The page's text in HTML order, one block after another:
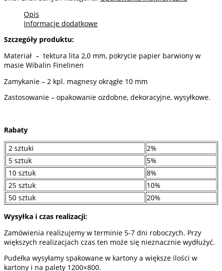
Opis
Informacje dodatkowe
Szczegóły produktu:
Materiał – tektura lita 2,0 mm, pokrycie papier barwiony w
masie Wibalin Finelinen
Zamykanie – 2 kpl. magnesy okrągłe 10 mm
Zastosowanie – opakowanie ozdobne, dekoracyjne, wysyłkowe.
Rabaty
2 sztuki
2%
5 sztuk
5%
10 sztuk
8%
25 sztuk
10%
50 sztuk
20%
Wysyłka i czas realizacji:
Zamówienia realizujemy w terminie 5-7 dni roboczych. Przy
większych realizacjach czas ten może się nieznacznie wydłużyć.
Pudełka wysyłamy spakowane w kartony a większe ilości w
kartony i na palety 1200×800.